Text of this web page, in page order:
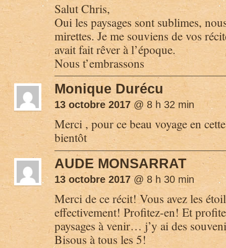
Salut Chris,
Oui les paysages sont sublimes,
mirettes. Je me souviens de vos
avait fait rêver à l’époque.
Nous t’embrassons
Monique Durécu
13 octobre 2017 @ 8 h 32 min
Merci , pour ce beau voyage en
bientôt
AUDE MONSARRAT
13 octobre 2017@ 8 h 30 min
Merci de ce récit! Vous avez les
effectivement! Profitez-en! Et
paysages à venir… j’y ai des
Bisous à tous les 5!